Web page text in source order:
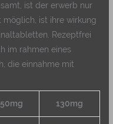
ist der erwerb nur
ist ihre wirkung
Rezeptfrei
im rahmen eines
die einnahme mit
130mg